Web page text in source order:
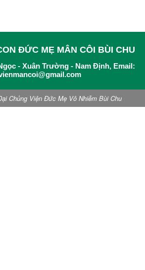
ĐỨC MẸ MÂN CÔI BÙI CHU
- Xuân Trường - Nam Định, Email:
Chủng Viện Đức Mẹ Vô Nhiễm Bùi Chu